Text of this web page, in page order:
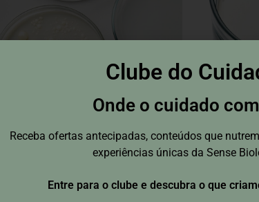
Extrato do Fermento de
peptídeos, aminoácidos e
(EBP)
Clube do
Onde o cuidado
Receba ofertas antecipadas, conteúdos que
experiências únicas da Sense
Entre para o clube e descubra o que